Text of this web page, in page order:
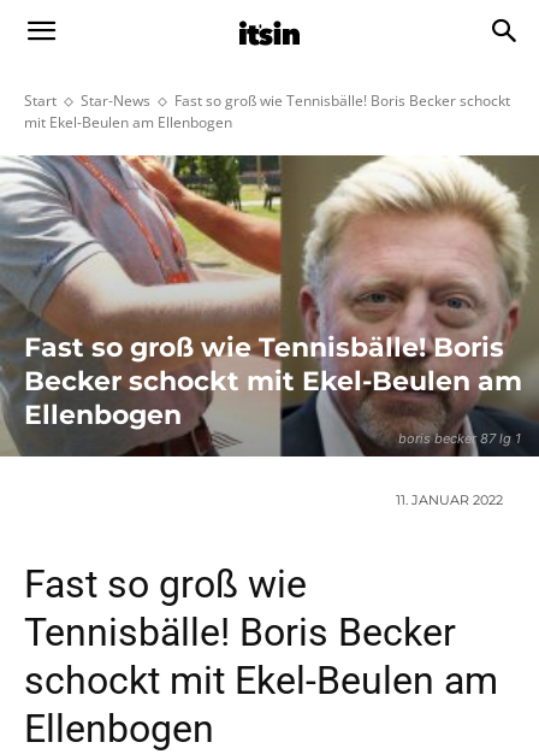
Start Star-News
Fast so groß wie Tennisbälle! Boris Becker schockt
mit Ekel-Beulen am Ellenbogen
boris becker 87 lg 1
Fast so groß wie Tennisbälle! Boris
Becker schockt mit Ekel-Beulen am
Ellenbogen
11. JANUAR 2022
Fast so groß wie
Tennisbälle! Boris Becker
schockt mit Ekel-Beulen am
Ellenbogen